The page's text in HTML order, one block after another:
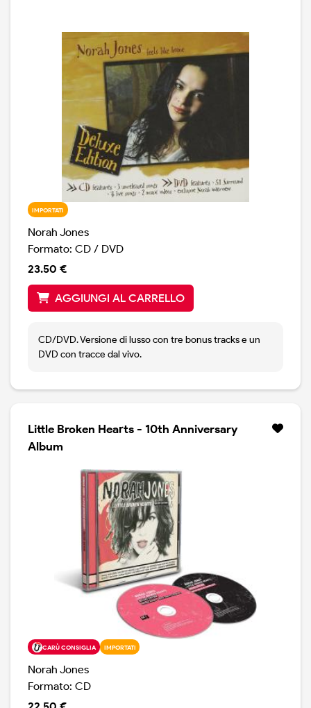
Esordio fulminante, confermato dai 6 Grammy vinti, tra
i quali l'album dell'anno, la canzone dell'anno e migliore
artista emergente.
IMPORTATI
Norah Jones
Formato: CD / DVD
23.50 €
AGGIUNGI AL CARRELLO
CD/DVD. Versione di lusso con tre bonus tracks e un
DVD con tracce dal vivo.
Little Broken Hearts - 10th Anniversary
Album
CARÙ CONSIGLIA IMPORTATI
Norah Jones
Formato: CD